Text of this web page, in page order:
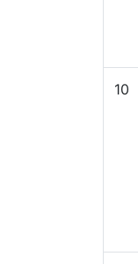
10